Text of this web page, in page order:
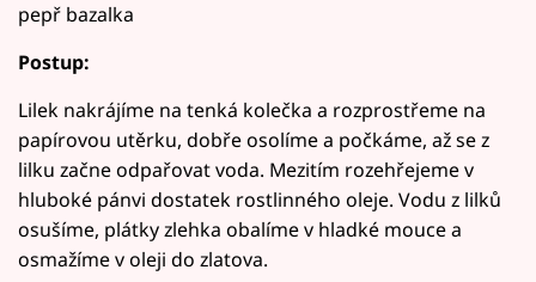
pepř bazalka
Postup:
Lilek nakrájíme na tenká kolečka a rozprostřeme na
papírovou utěrku, dobře osolíme a počkáme, až se z
lilku začne odpařovat voda. Mezitím rozehřejeme v
hluboké pánvi dostatek rostlinného oleje. Vodu z lilků
osušíme, plátky zlehka obalíme v hladké mouce a
osmažíme v oleji do zlatova.